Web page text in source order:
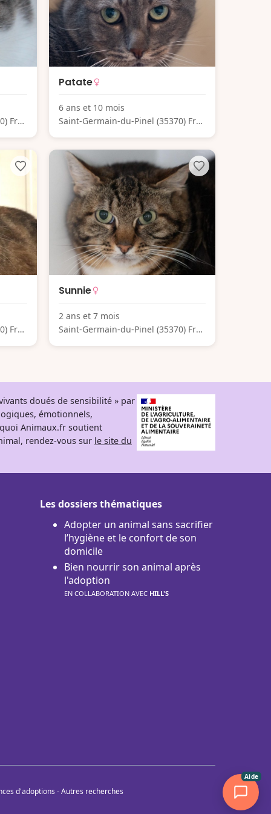
Fra
Patate
6 ans et 10 mois
Saint-Germain-du-Pinel (35370) Fra
Fra
Sunnie
2 ans et 7 mois
Saint-Germain-du-Pinel (35370) Fra
doués de sensibilité » par
émotionnels,
Animaux.fr soutient
rendez-vous sur le site du
Les dossiers thématiques
Adopter un animal sans sacrifier
l’hygiène et le confort de son
domicile
Bien nourrir son animal après
l'adoption
EN COLLABORATION AVEC HILL'S
d'adoptions -Autres recherches
Aide